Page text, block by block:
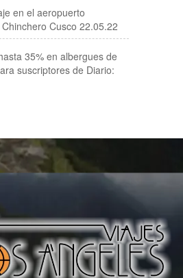
en el aeropuerto
Cusco 22.05.22
35% en albergues de
suscriptores de Diario: